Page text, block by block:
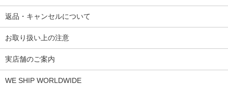
返品・キャンセルについて
お取り扱い上の注意
実店舗のご案内
WE SHIP WORLDWIDE